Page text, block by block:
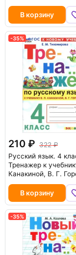
В корзину
-35%
210
322
Русский язык. 4
Тренажер к
Канакиной, В. Г.
В корзину
-35%